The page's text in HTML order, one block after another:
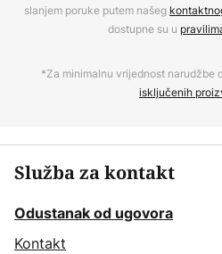
slanjem poruke putem našeg
dostupne su u
*Za minimalnu vrijednost narudžbe
isključenih
Služba za kontakt
Odustanak od ugovora
Kontakt